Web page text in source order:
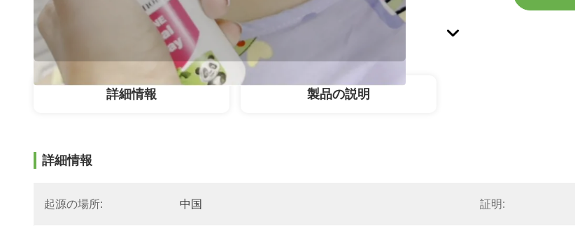
詳細情報 製品の説明
詳細情報
起源の場所: 中国 証明: